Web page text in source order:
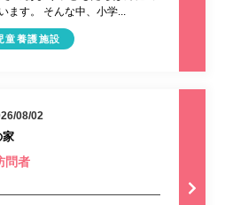
ます。 そんな中、小学...
童養護施設
08/02
家
問者